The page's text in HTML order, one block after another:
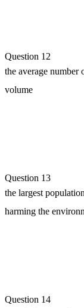
Question 12
the average
volume
Question 13
the largest
harming the
Question 14